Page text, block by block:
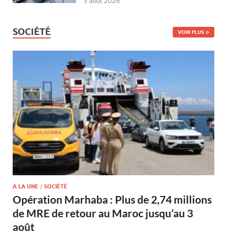
SOCIÉTÉ VOIR PLUS
A LA UNE / SOCIÉTÉ
Opération Marhaba : Plus de 2,74 millions
de MRE de retour au Maroc jusqu’au 3
août